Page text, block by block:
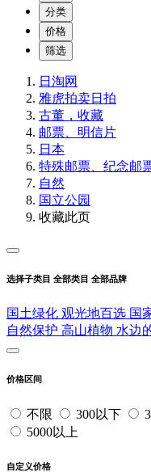
分类
价格
筛选
日淘网
雅虎拍卖日拍
古董，收藏
邮票、明信片
日本
特殊邮票、纪念邮
自然
国立公园
收藏此页
选择子类目 全部类目 全部品牌
国土绿化 观光地百选 国
自然保护 高山植物 水边
价格区间
不限 300以下
5000以上
自定义价格